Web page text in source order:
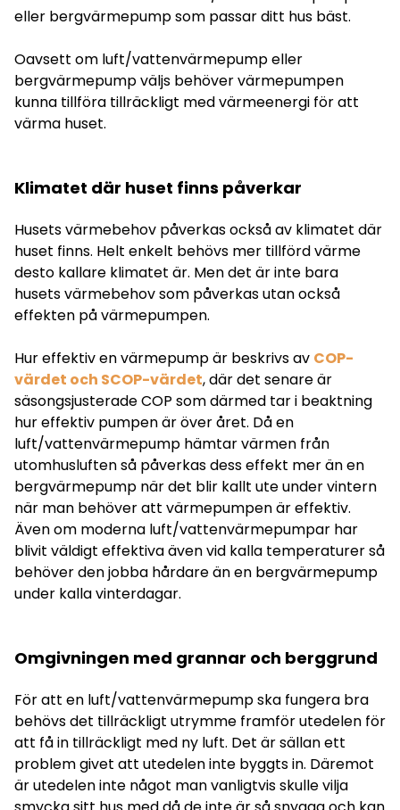
eller bergvärmepump som passar ditt hus bäst.
Oavsett om luft/vattenvärmepump eller
bergvärmepump väljs behöver värmepumpen
kunna tillföra tillräckligt med värmeenergi för att
värma huset.
Klimatet där huset finns påverkar
Husets värmebehov påverkas också av klimatet där
huset finns. Helt enkelt behövs mer tillförd värme
desto kallare klimatet är. Men det är inte bara
husets värmebehov som påverkas utan också
effekten på värmepumpen.
Hur effektiv en värmepump är beskrivs av COP-
värdet och SCOP-värdet, där det senare är
säsongsjusterade COP som därmed tar i beaktning
hur effektiv pumpen är över året. Då en
luft/vattenvärmepump hämtar värmen från
utomhusluften så påverkas dess effekt mer än en
bergvärmepump när det blir kallt ute under vintern
när man behöver att värmepumpen är effektiv.
Även om moderna luft/vattenvärmepumpar har
blivit väldigt effektiva även vid kalla temperaturer så
behöver den jobba hårdare än en bergvärmepump
under kalla vinterdagar.
Omgivningen med grannar och berggrund
För att en luft/vattenvärmepump ska fungera bra
behövs det tillräckligt utrymme framför utedelen för
att få in tillräckligt med ny luft. Det är sällan ett
problem givet att utedelen inte byggts in. Däremot
är utedelen inte något man vanligtvis skulle vilja